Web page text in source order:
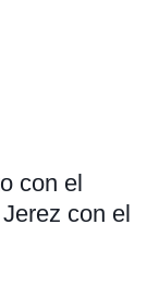
con el
con el